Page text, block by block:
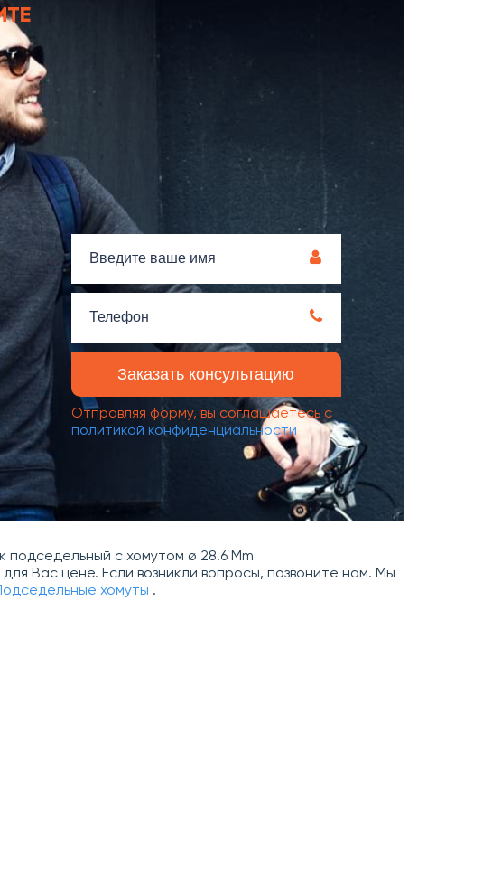
Отправляя форму, вы соглашаетесь с
политикой конфиденциальности
подседельный с хомутом ø 28.6 Mm
Вас цене. Если возникли вопросы, позвоните нам. Мы
Подседельные хомуты .